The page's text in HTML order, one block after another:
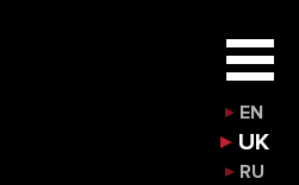
UK
EN
RU